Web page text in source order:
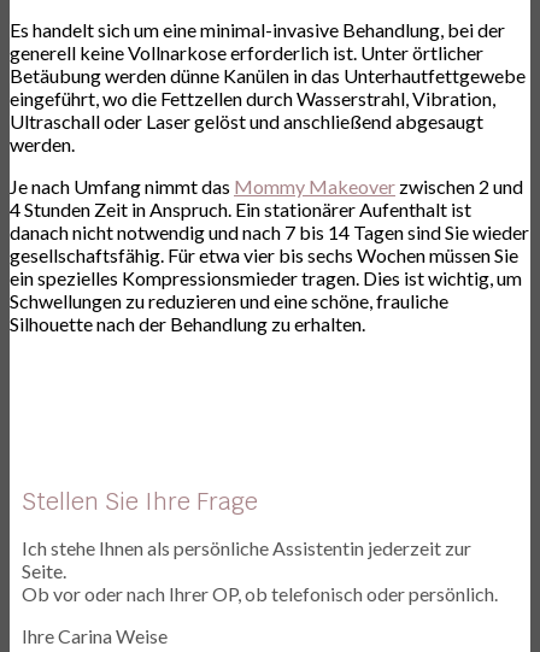
Es handelt sich um eine minimal-invasive Behandlung, bei der
generell keine Vollnarkose erforderlich ist. Unter örtlicher
Betäubung werden dünne Kanülen in das Unterhautfettgewebe
eingeführt, wo die Fettzellen durch Wasserstrahl, Vibration,
Ultraschall oder Laser gelöst und anschließend abgesaugt
werden.
Je nach Umfang nimmt das Mommy Makeover zwischen 2 und
4 Stunden Zeit in Anspruch. Ein stationärer Aufenthalt ist
danach nicht notwendig und nach 7 bis 14 Tagen sind Sie wieder
gesellschaftsfähig. Für etwa vier bis sechs Wochen müssen Sie
ein spezielles Kompressionsmieder tragen. Dies ist wichtig, um
Schwellungen zu reduzieren und eine schöne, frauliche
Silhouette nach der Behandlung zu erhalten.
Stellen Sie Ihre Frage
Ich stehe Ihnen als persönliche Assistentin jederzeit zur
Seite.
Ob vor oder nach Ihrer OP, ob telefonisch oder persönlich.
Ihre Carina Weise